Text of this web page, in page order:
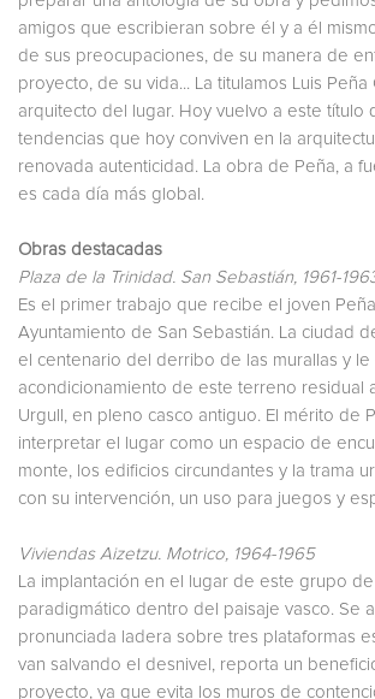
amigos que escribieran sobre él y a él
de sus preocupaciones, de su manera de
proyecto, de su vida... La titulamos Luis Peña
arquitecto del lugar. Hoy vuelvo a este título
tendencias que hoy conviven en la
renovada autenticidad. La obra de Peña, a
es cada día más global.
Obras destacadas
Plaza de la Trinidad. San Sebastián, 1961-
Es el primer trabajo que recibe el joven
Ayuntamiento de San Sebastián. La ciudad
el centenario del derribo de las murallas y le
acondicionamiento de este terreno residual
Urgull, en pleno casco antiguo. El mérito de
interpretar el lugar como un espacio de
monte, los edificios circundantes y la trama
con su intervención, un uso para juegos y
Viviendas Aizetzu. Motrico, 1964-1965
La implantación en el lugar de este grupo
paradigmático dentro del paisaje vasco. Se
pronunciada ladera sobre tres plataformas
van salvando el desnivel, reporta un
proyecto, ya que evita los muros de